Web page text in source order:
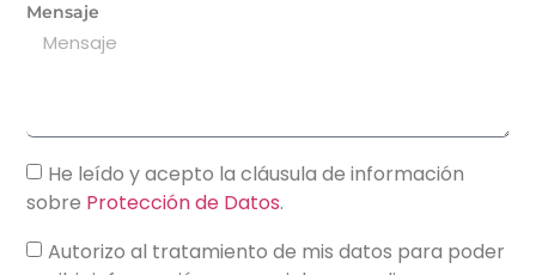
Mensaje
He leído y acepto la cláusula de información
sobre Protección de Datos.
Autorizo al tratamiento de mis datos para poder